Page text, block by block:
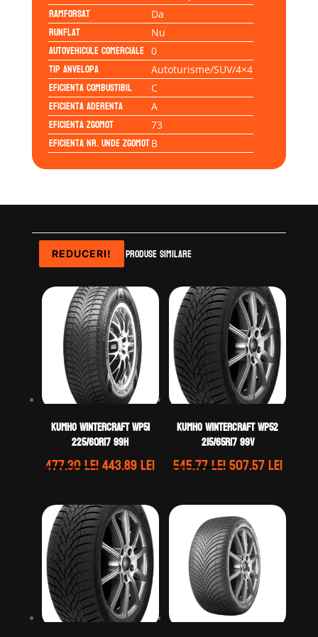
Ramforsat Da
Runflat Nu
Autovehicule comerciale 0
Tip anvelopa Autoturisme/SUV/4×4
Eficienta Combustibil C
Eficienta Aderenta A
Eficienta Zgomot 73
Eficienta Nr. Unde ZgomotB
Produse similare
REDUCERI!
Kumho WINTERCRAFT WP51
225/60R17 99H
477.30leiPrețul
a
fost:
477.30 lei.
443.89leiPrețul
este:
443.89 lei.
REDUCERI!
Kumho WINTERCRAFT WP52
215/65R17 99V
545.77leiPrețul
a
fost:
545.77 lei.
507.57leiPrețul
este:
REDUCERI!